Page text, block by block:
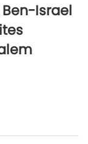
Israel